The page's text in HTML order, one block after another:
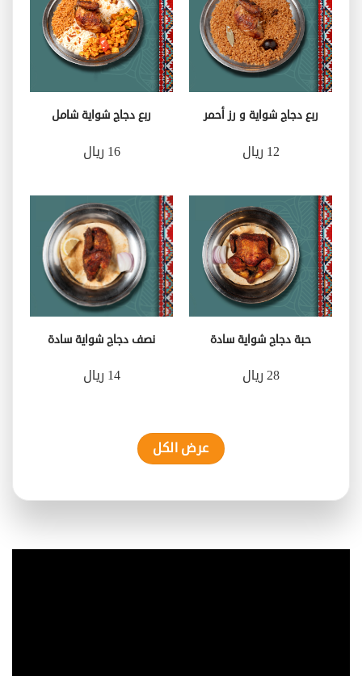
ربع دجاج شواية و رز أحمر
12 ريال
ربع دجاج شواية شامل
16 ريال
حبة دجاج شواية سادة
28 ريال
نصف دجاج شواية سادة
14 ريال
عرض الكل